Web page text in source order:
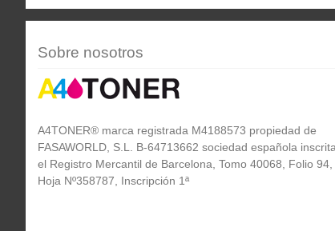
Sobre nosotros
A4TONER® marca registrada M4188573 propiedad de
FASAWORLD, S.L. B-64713662 sociedad española
el Registro Mercantil de Barcelona, Tomo 40068, Folio 94,
Hoja Nº358787, Inscripción 1ª